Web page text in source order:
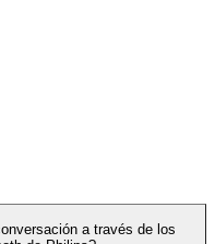
a través de los